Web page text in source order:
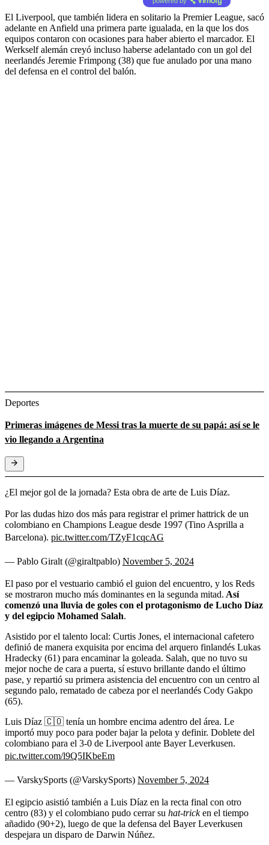
El Liverpool, que también lidera en solitario la Premier League, sacó
adelante en Anfield una primera parte igualada, en la que los dos
equipos contaron con ocasiones para haber abierto el marcador. El
Werkself alemán creyó incluso haberse adelantado con un gol del
neerlandés Jeremie Frimpong (38) que fue anulado por una mano
del defensa en el control del balón.
Deportes
Primeras imágenes de Messi tras la muerte de su papá: así se le
vio llegando a Argentina
¿El mejor gol de la jornada? Esta obra de arte de Luis Díaz.
Por las dudas hizo dos más para registrar el primer hattrick de un
colombiano en Champions League desde 1997 (Tino Asprilla a
Barcelona). pic.twitter.com/TZyF1cqcAG
— Pablo Giralt (@giraltpablo) November 5, 2024
El paso por el vestuario cambió el guion del encuentro, y los Reds
se mostraron mucho más dominantes en la segunda mitad. Así
comenzó una lluvia de goles con el protagonismo de Lucho Díaz
y del egipcio Mohamed Salah.
Asistido por el talento local: Curtis Jones, el internacional cafetero
definió de manera exquisita por encima del arquero finlandés Lukas
Hradecky (61) para encaminar la goleada. Salah, que no tuvo su
mejor noche de cara a puerta, sí estuvo brillante dando el último
pase, y repartió su primera asistencia del encuentro con un centro al
segundo palo, rematado de cabeza por el neerlandés Cody Gakpo
(65).
Luis Díaz 🇨🇴 tenía un hombre encima adentro del área. Le
importó muy poco para poder bajar la pelota y definir. Doblete del
colombiano para el 3-0 de Liverpool ante Bayer Leverkusen.
pic.twitter.com/l9Q5IKbeEm
— VarskySports (@VarskySports) November 5, 2024
El egipcio asistió también a Luis Díaz en la recta final con otro
centro (83) y el colombiano pudo cerrar su hat-tricken el tiempo
añadido (90+2), luego de que la defensa del Bayer Leverkusen
despejara un disparo de Darwin Núñez.